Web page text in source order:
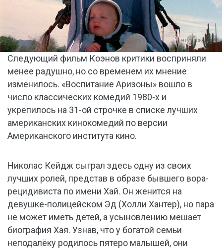
Следующий фильм Коэнов критики восприняли
менее радушно, но со временем их мнение
изменилось. «Воспитание Аризоны» вошло в
число классических комедий 1980-х и
укрепилось на 31-ой строчке в списке лучших
американских кинокомедий по версии
Американского института кино.
Николас Кейдж сыграл здесь одну из своих
лучших ролей, представ в образе бывшего вора-
рецидивиста по имени Хай. Он женится на
девушке-полицейском Эд (Холли Хантер), но пара
не может иметь детей, а усыновлению мешает
биография Хая. Узнав, что у богатой семьи
неподалёку родилось пятеро малышей, они